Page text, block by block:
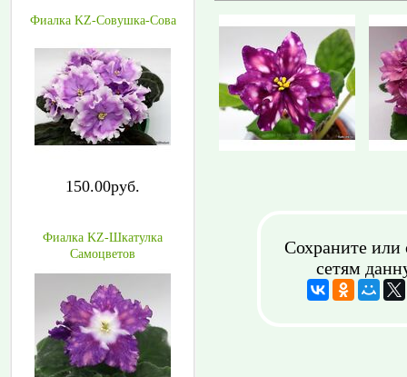
Фиалка KZ-Совушка-Сова
150.00руб.
Фиалка KZ-Шкатулка
Самоцветов
Сохраните или
сетям